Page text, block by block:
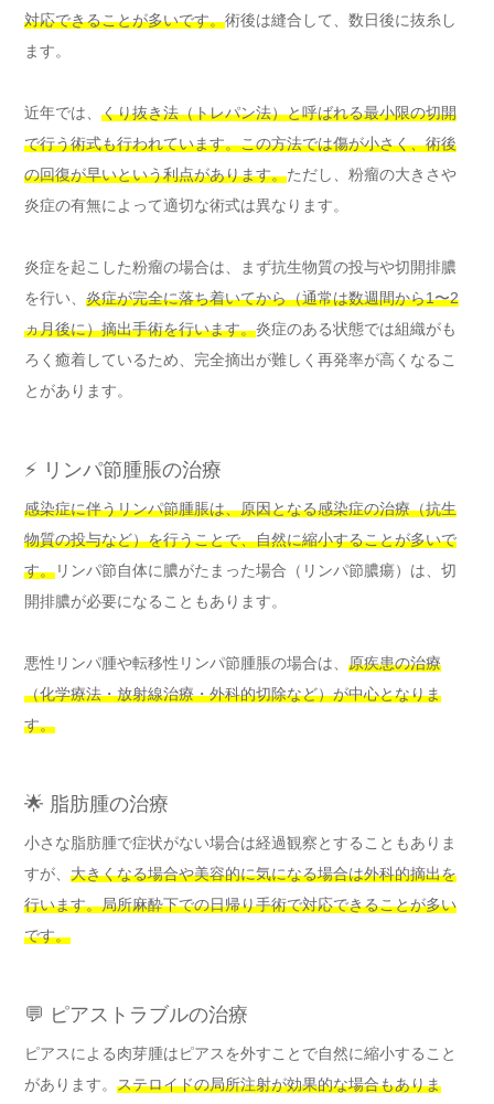
対応できることが多いです。術後は縫合して、数日後に抜糸し
ます。
近年では、 くり抜き法（トレパン法）と呼ばれる最小限の切開
で行う術式も行われています。この方法では傷が小さく、術後
の回復が早いという利点があります。ただし、粉瘤の大きさや
炎症の有無によって適切な術式は異なります。
炎症を起こした粉瘤の場合は、まず抗生物質の投与や切開排膿
を行い、 炎症が完全に落ち着いてから（通常は数週間から1〜2
ヵ月後に）摘出手術を行います。炎症のある状態では組織がも
ろく癒着しているため、完全摘出が難しく再発率が高くなるこ
とがあります。
⚡ リンパ節腫脹の治療
感染症に伴うリンパ節腫脹は、原因となる感染症の治療（抗生
物質の投与など）を行うことで、自然に縮小することが多いで
す。リンパ節自体に膿がたまった場合（リンパ節膿瘍）は、切
開排膿が必要になることもあります。
悪性リンパ腫や転移性リンパ節腫脹の場合は、 原疾患の治療
（化学療法・放射線治療・外科的切除など）が中心となりま
す。
🌟 脂肪腫の治療
小さな脂肪腫で症状がない場合は経過観察とすることもありま
すが、 大きくなる場合や美容的に気になる場合は外科的摘出を
行います。局所麻酔下での日帰り手術で対応できることが多い
です。
💬 ピアストラブルの治療
ピアスによる肉芽腫はピアスを外すことで自然に縮小すること
があります。 ステロイドの局所注射が効果的な場合もありま